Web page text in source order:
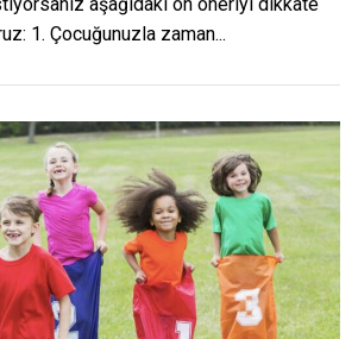
1. Çocuğunuzla zaman...